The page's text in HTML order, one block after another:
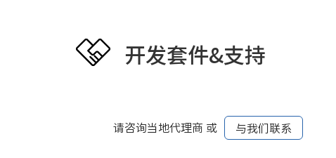
开发套件&支持
请咨询当地代理商 或 与我们联系